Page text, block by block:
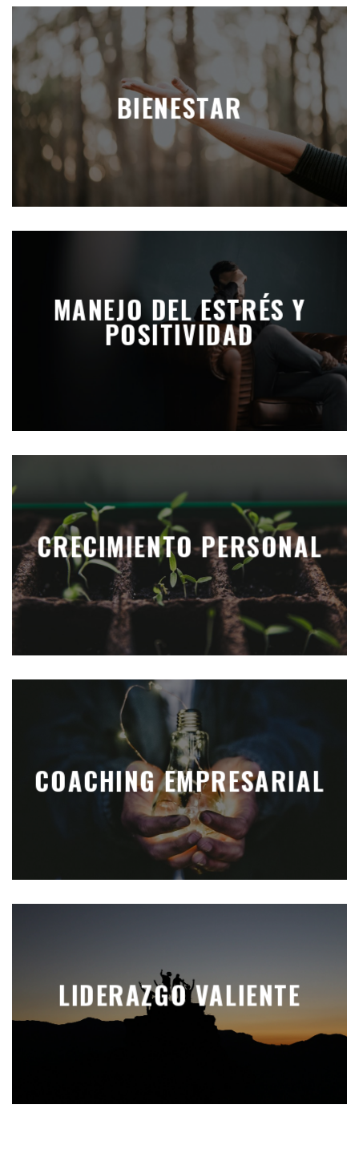
BIENESTAR
MANEJO DEL ESTRÉS Y
POSITIVIDAD
CRECIMIENTO PERSONAL
COACHING EMPRESARIAL
LIDERAZGO VALIENTE